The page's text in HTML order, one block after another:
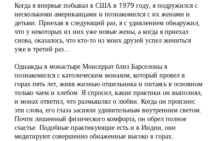
Когда я впервые побывал в США в 1979 году, я подружился с
несколькими американцами и познакомился с их женами и
детьми. Приехав в следующий раз, я с удивлением обнаружил,
что у некоторых из них уже новые жены, а когда я приехал
снова, оказалось, что кто-то из моих друзей успел жениться
уже в третий раз…
Однажды в монастыре Монсеррат близ Барселоны я
познакомился с католическим монахом, который провел в
горах пять лет, живя жизнью отшельника и питаясь в основном
только чаем и хлебом. Я спросил, какие практики он выполнял,
и монах ответил, что размышлял о любви. Когда он произнес
эти слова, его глаза засияли удивительным внутренним светом.
Почти лишенный физического комфорта, он обрел полное
счастье. Подобные практикующие есть и в Индии, они
медитируют совершенно обнаженные высоко в горах.